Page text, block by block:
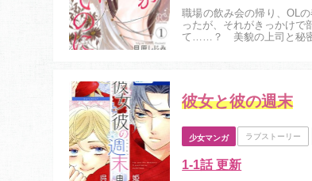
職場の飲み会の帰り、OL
ったが、それがきっかけで
て……？ 美貌の上司と秘密
彼女と彼の週末
少女マンガ ラブストーリー
1-1話 更新